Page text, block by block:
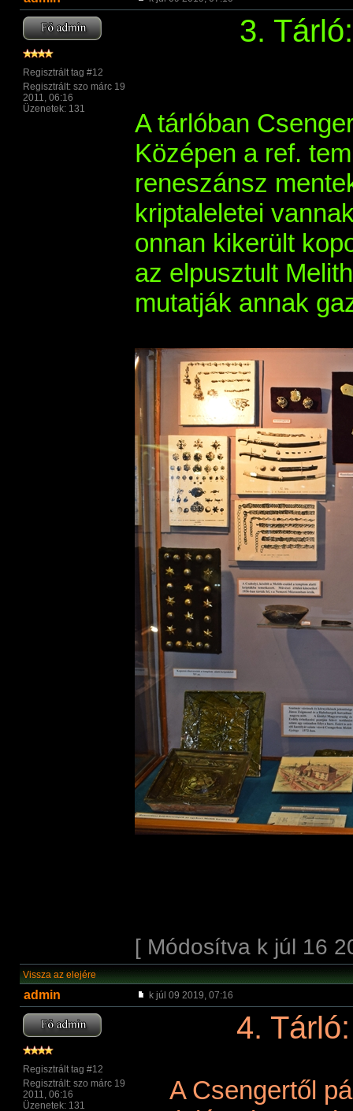
Regisztrált tag #12
Regisztrált: szo márc 19
2011, 06:16
Üzenetek: 131
3.
A tárlóban
Középen a ref.
reneszánsz
kriptaleletei
onnan kikerült
az elpusztult
mutatják annak
[ Módosítva k júl 16
Vissza az elejére
admin k júl 09 2019, 07:16
Regisztrált tag #12
Regisztrált: szo márc 19
2011, 06:16
Üzenetek: 131
4.
A Csengertől